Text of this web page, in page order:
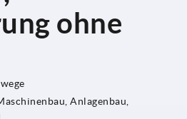
ohne
Anlagenbau,